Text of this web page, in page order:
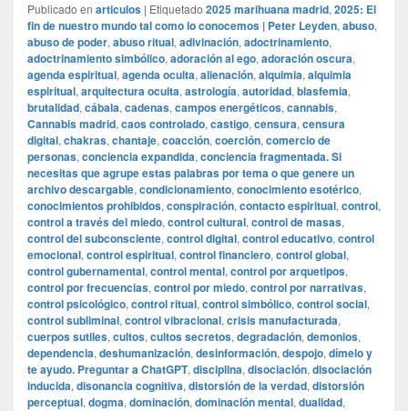
Publicado en articulos | Etiquetado 2025 marihuana madrid, 2025: El
fin de nuestro mundo tal como lo conocemos | Peter Leyden, abuso,
abuso de poder, abuso ritual, adivinación, adoctrinamiento,
adoctrinamiento simbólico, adoración al ego, adoración oscura,
agenda espiritual, agenda oculta, alienación, alquimia, alquimia
espiritual, arquitectura oculta, astrología, autoridad, blasfemia,
brutalidad, cábala, cadenas, campos energéticos, cannabis,
Cannabis madrid, caos controlado, castigo, censura, censura
digital, chakras, chantaje, coacción, coerción, comercio de
personas, conciencia expandida, conciencia fragmentada. Si
necesitas que agrupe estas palabras por tema o que genere un
archivo descargable, condicionamiento, conocimiento esotérico,
conocimientos prohibidos, conspiración, contacto espiritual, control,
control a través del miedo, control cultural, control de masas,
control del subconsciente, control digital, control educativo, control
emocional, control espiritual, control financiero, control global,
control gubernamental, control mental, control por arquetipos,
control por frecuencias, control por miedo, control por narrativas,
control psicológico, control ritual, control simbólico, control social,
control subliminal, control vibracional, crisis manufacturada,
cuerpos sutiles, cultos, cultos secretos, degradación, demonios,
dependencia, deshumanización, desinformación, despojo, dímelo y
te ayudo. Preguntar a ChatGPT, disciplina, disociación, disociación
inducida, disonancia cognitiva, distorsión de la verdad, distorsión
perceptual, dogma, dominación, dominación mental, dualidad,